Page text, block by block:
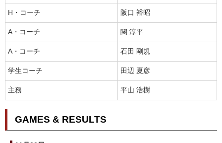
H・コーチ 阪口 裕昭
A・コーチ 関 淳平
A・コーチ 石田 剛規
学生コーチ 田辺 夏彦
主務 平山 浩樹
GAMES & RESULTS